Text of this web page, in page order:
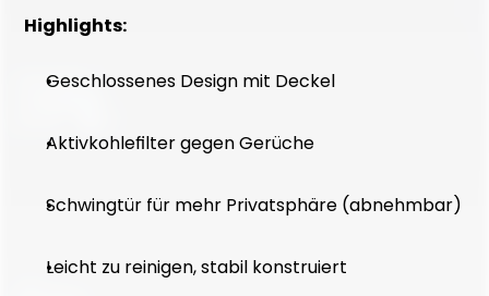
Highlights:
Geschlossenes Design mit Deckel
Aktivkohlefilter gegen Gerüche
Schwingtür für mehr Privatsphäre (abnehmbar)
Leicht zu reinigen, stabil konstruiert